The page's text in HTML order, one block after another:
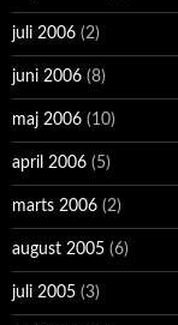
juli 2006 (2)
juni 2006 (8)
maj 2006 (10)
april 2006 (5)
marts 2006 (2)
august 2005 (6)
juli 2005 (3)